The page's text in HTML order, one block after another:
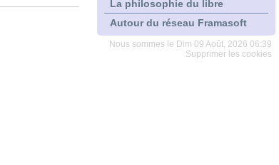
La philosophie du libre
Autour du réseau Framasoft
Nous sommes le Dim 09 Août, 2026 06:39
Supprimer les cookies